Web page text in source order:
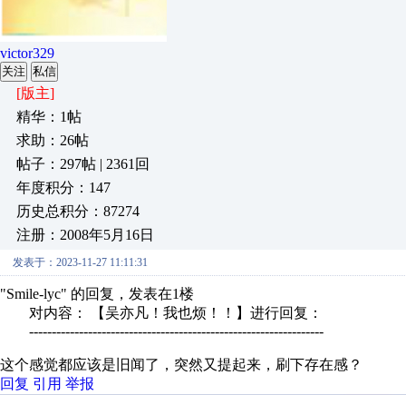
victor329
关注 私信
[版主]
精华：1帖
求助：26帖
帖子：297帖 | 2361回
年度积分：147
历史总积分：87274
注册：2008年5月16日
发表于：2023-11-27 11:11:31
"Smile-lyc" 的回复，发表在1楼
对内容： 【吴亦凡！我也烦！！】进行回复：
-----------------------------------------------------------------
这个感觉都应该是旧闻了，突然又提起来，刷下存在感？
回复 引用 举报